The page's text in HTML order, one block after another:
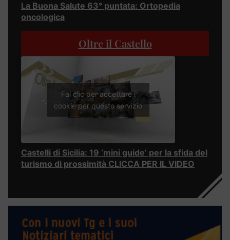
La Buona Salute 63° puntata: Ortopedia
oncologica
Oltre il Castello
Fai clic per accettare i
cookie per questo servizio
Castelli di Sicilia: 19 ‘mini guide’ per la sfida del
turismo di prossimità CLICCA PER IL VIDEO